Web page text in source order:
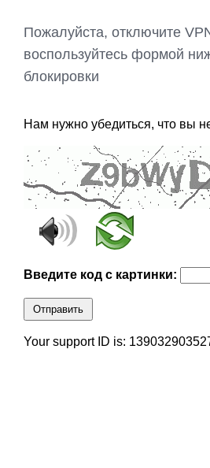
Пожалуйста, отключите
воспользуйтесь формой
блокировки
Нам нужно убедиться, что вы
Введите код с картинки:
Отправить
Your support ID is: